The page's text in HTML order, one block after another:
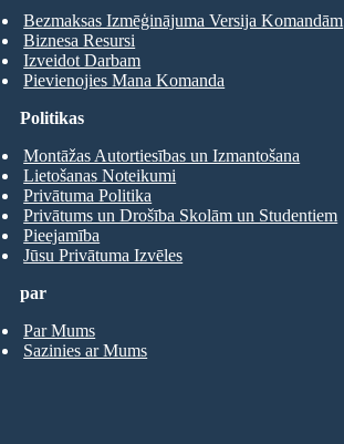
Bezmaksas Izmēģinājuma Versija Komandām
Biznesa Resursi
Izveidot Darbam
Pievienojies Mana Komanda
par
Par Mums
Sazinies ar Mums
Politikas
Montāžas Autortiesības un Izmantošana
Lietošanas Noteikumi
Privātuma Politika
Privātums un Drošība Skolām un Studentiem
Pieejamība
Jūsu Privātuma Izvēles